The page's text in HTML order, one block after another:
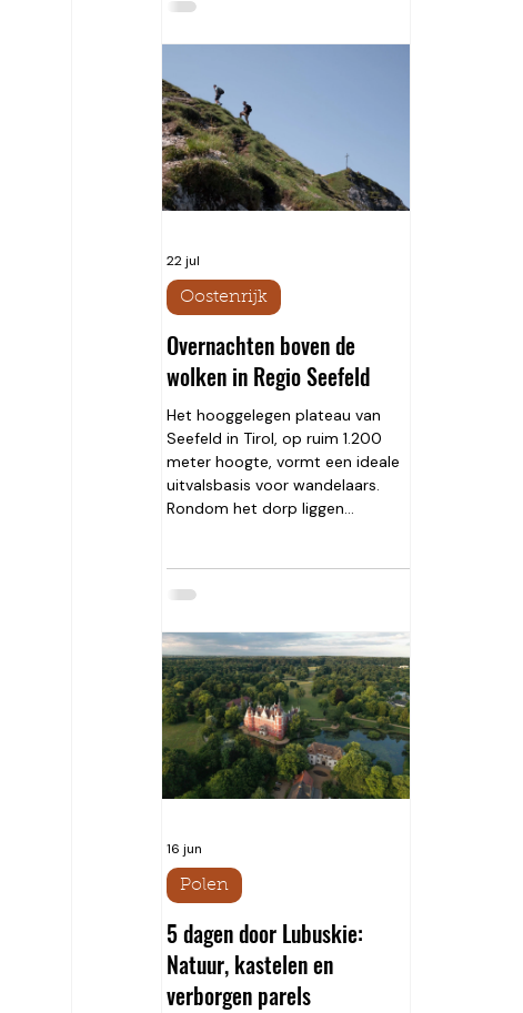
almen liggen verspreid over de
vrijwel iedere wandeling wel
ergens terecht kunt voor een
huisgemaakte Kaiserschmarrn,
een stuk apfelstrudel of een glas
frisse Almmilch. Hoewel
Grossarltal minder bekend is
Overnachten boven de
wolken in Regio Seefeld
Het hooggelegen plateau van
Seefeld in Tirol, op ruim 1.200
meter hoogte, vormt een ideale
uitvalsbasis voor wandelaars.
Rondom het dorp liggen
2.500 meter. Het gebied heeft
iets te bieden. Tijdens mijn verblijf
kies ik voor twee totaal
verschillende wandelingen. Op de
eerste dag verken ik de ruige
natuur rond Scharnitz, waar de
Isar ontspringt en een
Oostenrijk
22 jul
5 dagen door Lubuskie:
Natuur, kastelen en
verborgen parels
Polen
16 jun